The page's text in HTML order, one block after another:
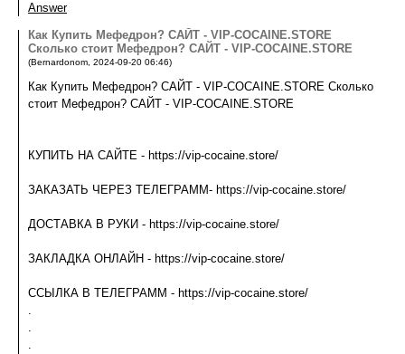
Answer
Как Купить Мефедрон? САЙТ - VIP-COCAINE.STORE
Сколько стоит Мефедрон? САЙТ - VIP-COCAINE.STORE
(Bernardonom 2024-09-20 06:46)
Как Купить Мефедрон? САЙТ - VIP-COCAINE.STORE Сколько
стоит Мефедрон? САЙТ - VIP-COCAINE.STORE
КУПИТЬ НА САЙТЕ - https://vip-cocaine.store/
ЗАКАЗАТЬ ЧЕРЕЗ ТЕЛЕГРАММ- https://vip-cocaine.store/
ДОСТАВКА В РУКИ - https://vip-cocaine.store/
ЗАКЛАДКА ОНЛАЙН - https://vip-cocaine.store/
ССЫЛКА В ТЕЛЕГРАММ - https://vip-cocaine.store/
.
.
.